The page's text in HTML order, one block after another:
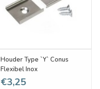
Houder Type `Y` Conus
Flexibel Inox
€3,25